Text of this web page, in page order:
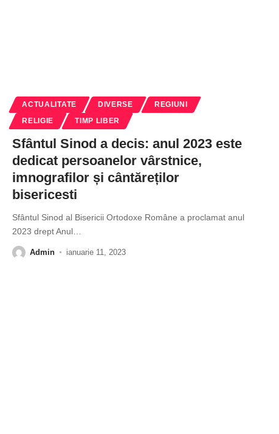
ACTUALITATE DIVERSE REGIUNI
RELIGIE TIMP LIBER
Sfântul Sinod a decis: anul 2023 este
dedicat persoanelor vârstnice,
imnografilor și cântăreților
bisericesti
Sfântul Sinod al Bisericii Ortodoxe Române a proclamat anul
2023 drept Anul
Admin ianuarie 11, 2023